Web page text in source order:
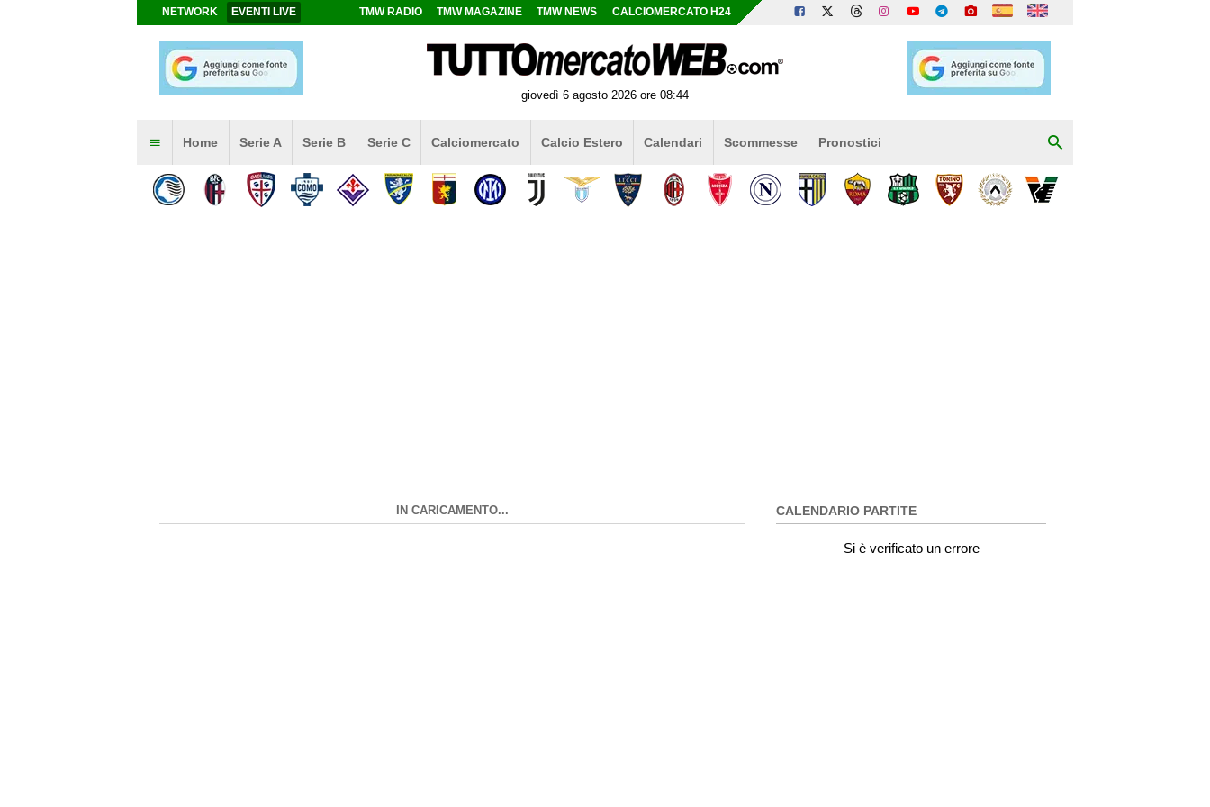
NETWORK EVENTI LIVE TMW RADIO TMW MAGAZINE TMW NEWS CALCIOMERCATO H24
giovedì 6 agosto 2026 ore 08:44
Home Serie A Serie B Serie C Calciomercato Calcio Estero Calendari Scommesse Pronostici
IN CARICAMENTO... CALENDARIO PARTITE
Si è verificato un errore